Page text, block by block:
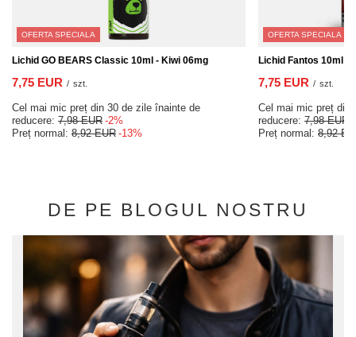
OFERTA SPECIALA
Lichid GO BEARS Classic 10ml - Kiwi 06mg
7,75 EUR / szt.
Cel mai mic preț din 30 de zile înainte de
reducere: 7,98 EUR -2%
Preț normal: 8,92 EUR -13%
OFERTA SPECIALA
Lichid Fantos 10ml -
7,75 EUR / szt.
Cel mai mic preț din
reducere: 7,98 EUR
Preț normal: 8,92
DE PE BLOGUL NOSTRU